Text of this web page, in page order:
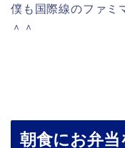
僕も国際線のファミ
＾＾
朝食にお弁